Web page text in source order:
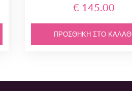
€ 145.00
ΠΡΟΣΘΉΚΗ ΣΤΟ ΚΑΛΆΘΙ